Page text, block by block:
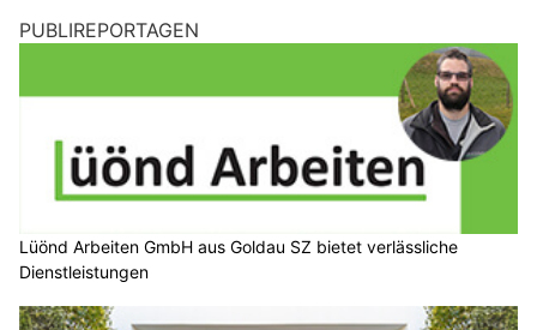
PUBLIREPORTAGEN
Lüönd Arbeiten GmbH aus Goldau SZ bietet verlässliche
Dienstleistungen